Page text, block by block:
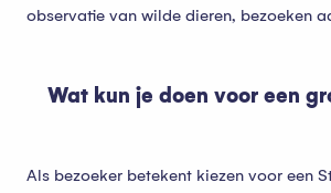
observatie van wilde dieren, bezoeken
Wat kun je doen voor een
Als bezoeker betekent kiezen voor een